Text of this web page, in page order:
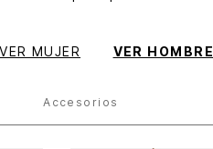
VER MUJER VER HOMBRE
Accesorios